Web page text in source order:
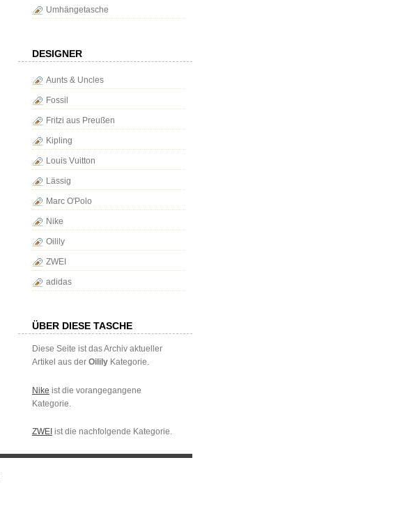
Umhängetasche
DESIGNER
Aunts & Uncles
Fossil
Fritzi aus Preußen
Kipling
Louis Vuitton
Lässig
Marc O'Polo
Nike
Oilily
ZWEI
adidas
ÜBER DIESE TASCHE
Diese Seite ist das Archiv aktueller
Artikel aus der Oilily Kategorie.
Nike ist die vorangegangene
Kategorie.
ZWEI ist die nachfolgende Kategorie.